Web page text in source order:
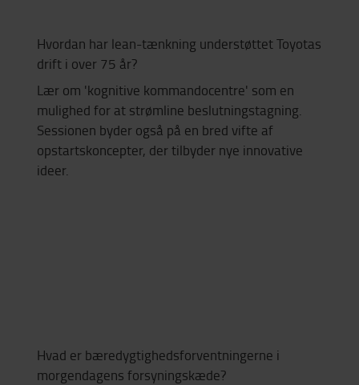
Hvordan har lean-tænkning understøttet Toyotas
drift i over 75 år?
Lær om 'kognitive kommandocentre' som en
mulighed for at strømline beslutningstagning.
Sessionen byder også på en bred vifte af
opstartskoncepter, der tilbyder nye innovative
ideer.
Hvad er bæredygtighedsforventningerne i
morgendagens forsyningskæde?